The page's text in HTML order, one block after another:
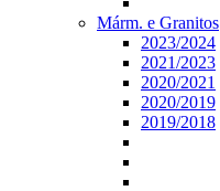
Márm. e Granitos
2023/2024
2021/2023
2020/2021
2020/2019
2019/2018